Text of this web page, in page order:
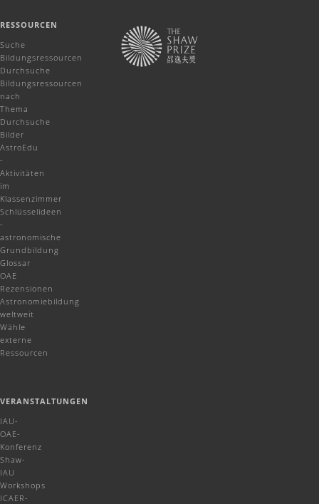
RESSOURCEN
Suche
Bildungsressourcen
Durchsuche
Bildungsressourcen
nach
Thema
Durchsuche
Bilder
AstroEdu
-
Aktivitäten
im
Klassenzimmer
Schlüsselideen
-
astronomische
Grundbildung
Glossar
OAE
Rezensionen
Astronomiebildung
weltweit
Wähle
externe
Ressourcen
VERANSTALTUNGEN
IAU-
OAE-
Konferenz
Shaw-
IAU
Workshops
ICAER-